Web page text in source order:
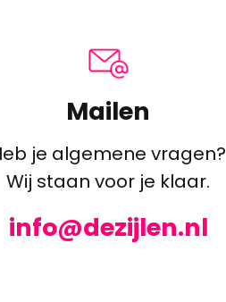
Mailen
je algemene vragen?
Wij staan voor je klaar.
info@dezijlen.nl